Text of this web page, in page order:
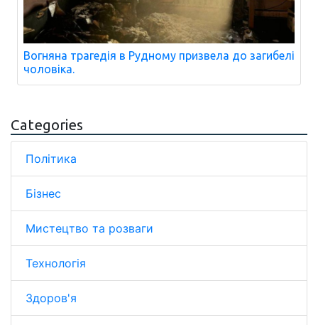
Вогняна трагедія в Рудному призвела до загибелі
чоловіка.
Categories
Політика
Бізнес
Мистецтво та розваги
Технологія
Здоров'я